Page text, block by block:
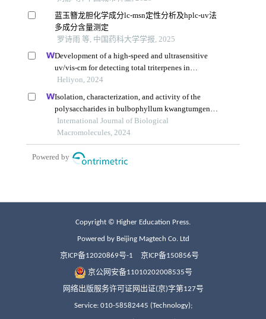
Copyright © Higher Education Press.
Powered by Beijing Magtech Co. Ltd
京ICP备12020869号-1 京ICP备150856号
京公网安备11010202008535号
网络出版服务许可证网出证(京)字第127号
Service: 010-58582445 (Technology);